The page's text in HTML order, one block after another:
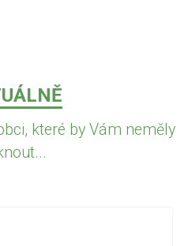
které by Vám neměly